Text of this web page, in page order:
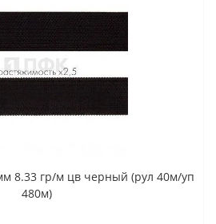
8.33 гр/м цв черный (рул 40м/уп
480м)